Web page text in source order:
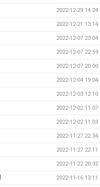
2022-12-29 14:24
2022-12-21 13:14
2022-12-07 23:04
2022-12-07 22:59
2022-12-07 20:00
2022-12-04 19:04
2022-12-03 12:10
2022-12-02 11:07
2022-12-02 11:03
2022-11-27 22:34
2022-11-27 22:11
2022-11-22 20:32
2022-11-16 13:11